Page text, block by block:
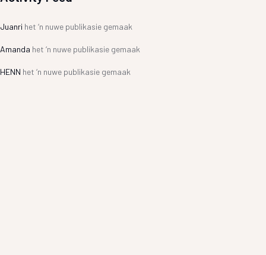
Juanri het ‘n nuwe publikasie gemaak
Amanda het ‘n nuwe publikasie gemaak
HENN het ‘n nuwe publikasie gemaak